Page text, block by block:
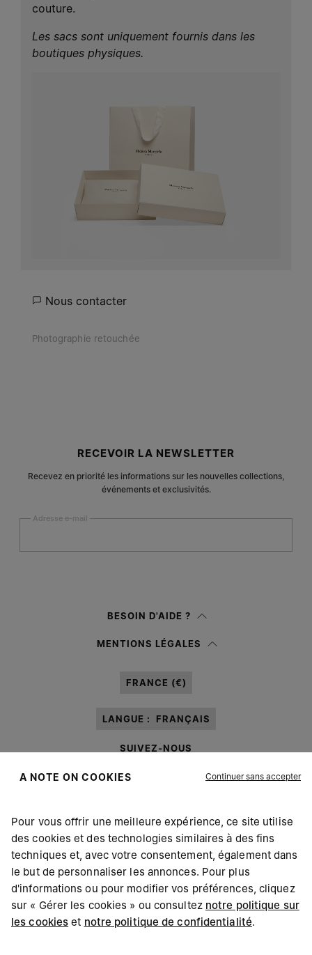
couture.
Les sacs sont uniquement fournis dans les
boutiques physiques.
Nous contacter
Photographie retouchée
RECEVOIR LA NEWSLETTER
Recevez en priorité les informations sur les nouvelles collections,
événements et exclusivités.
Adresse e-mail
différents canaux de communication en ligne et hors ligne comme cela est
BESOIN D'AIDE ?
MENTIONS LÉGALES
FRANCE (€)
LANGUE : FRANÇAIS
SUIVEZ-NOUS
Maison Margiela MM6
Maison Margiela fait partie du Groupe OTB
A NOTE ON COOKIES Continuer sans accepter
Pour vous offrir une meilleure expérience, ce site utilise
des cookies et des technologies similaires à des fins
techniques et, avec votre consentement, également dans
le but de personnaliser les annonces. Pour plus
d'informations ou pour modifier vos préférences, cliquez
sur « Gérer les cookies » ou consultez notre politique sur
les cookies et notre politique de confidentialité.